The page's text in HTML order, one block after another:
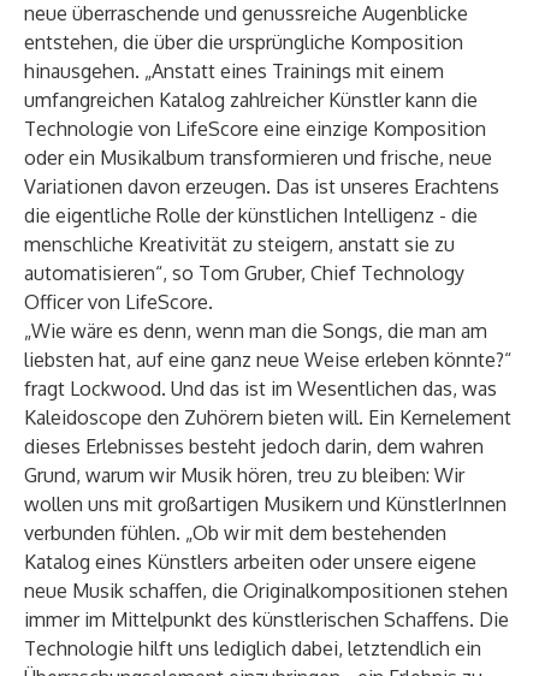
neue überraschende und genussreiche Augenblicke
entstehen, die über die ursprüngliche Komposition
hinausgehen. „Anstatt eines Trainings mit einem
umfangreichen Katalog zahlreicher Künstler kann die
Technologie von LifeScore eine einzige Komposition
oder ein Musikalbum transformieren und frische, neue
Variationen davon erzeugen. Das ist unseres Erachtens
die eigentliche Rolle der künstlichen Intelligenz - die
menschliche Kreativität zu steigern, anstatt sie zu
automatisieren“, so Tom Gruber, Chief Technology
Officer von LifeScore.
„Wie wäre es denn, wenn man die Songs, die man am
liebsten hat, auf eine ganz neue Weise erleben könnte?“
fragt Lockwood. Und das ist im Wesentlichen das, was
Kaleidoscope den Zuhörern bieten will. Ein Kernelement
dieses Erlebnisses besteht jedoch darin, dem wahren
Grund, warum wir Musik hören, treu zu bleiben: Wir
wollen uns mit großartigen Musikern und KünstlerInnen
verbunden fühlen. „Ob wir mit dem bestehenden
Katalog eines Künstlers arbeiten oder unsere eigene
neue Musik schaffen, die Originalkompositionen stehen
immer im Mittelpunkt des künstlerischen Schaffens. Die
Technologie hilft uns lediglich dabei, letztendlich ein